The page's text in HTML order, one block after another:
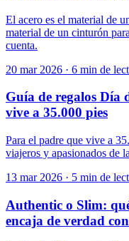
El acero es el material de
material de un cinturón
cuenta.
20 mar 2026 · 6 min de
Guía de regalos Día
vive a 35.000 pies
Para el padre que vive a
viajeros y apasionados de
13 mar 2026 · 5 min de
Authentic o Slim:
encaja de verdad